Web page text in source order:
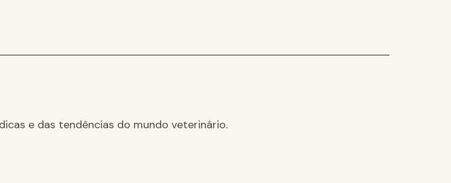
e das tendências do mundo veterinário.